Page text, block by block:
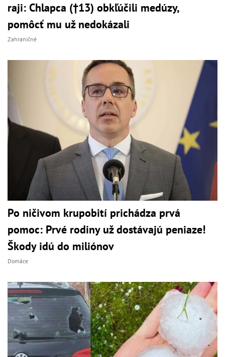
raji: Chlapca (†13) obkľúčili medúzy,
pomôcť mu už nedokázali
Zahraničné
Po ničivom krupobití prichádza prvá
pomoc: Prvé rodiny už dostávajú peniaze!
Škody idú do miliónov
Domáce